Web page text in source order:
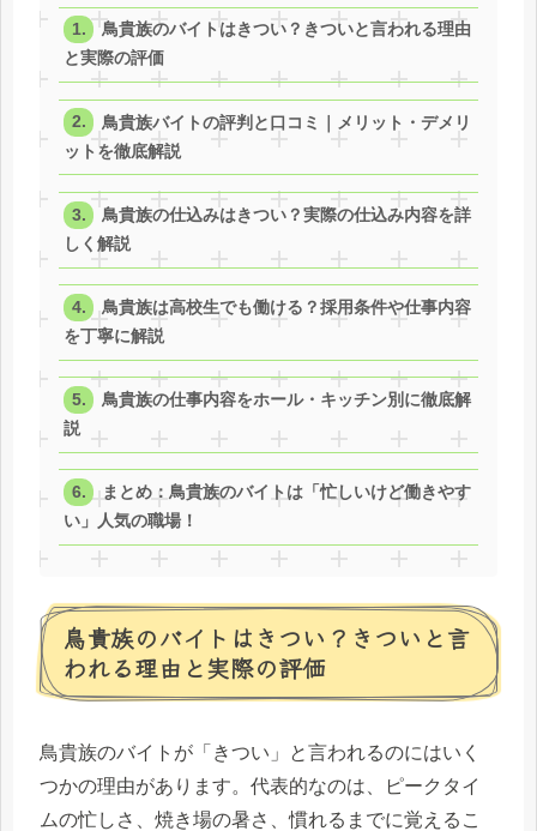
鳥貴族のバイトはきつい？きついと言われる理由
と実際の評価
鳥貴族バイトの評判と口コミ｜メリット・デメリ
ットを徹底解説
鳥貴族の仕込みはきつい？実際の仕込み内容を詳
しく解説
鳥貴族は高校生でも働ける？採用条件や仕事内容
を丁寧に解説
鳥貴族の仕事内容をホール・キッチン別に徹底解
説
まとめ：鳥貴族のバイトは「忙しいけど働きやす
い」人気の職場！
鳥貴族のバイトはきつい？きついと言
われる理由と実際の評価
鳥貴族のバイトが「きつい」と言われるのにはいく
つかの理由があります。代表的なのは、ピークタイ
ムの忙しさ、焼き場の暑さ、慣れるまでに覚えるこ